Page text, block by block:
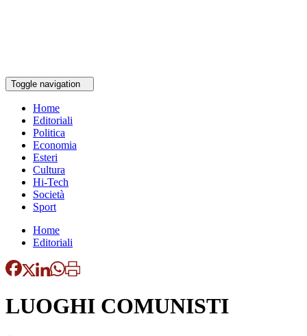
Toggle navigation
Home
Editoriali
Politica
Economia
Esteri
Cultura
Hi-Tech
Società
Sport
Home
Editoriali
LUOGHI COMUNISTI